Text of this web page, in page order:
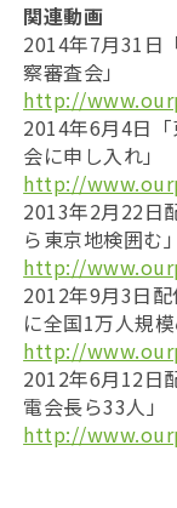
関連動画
2014年7月31日
察審査会」
http://
2014年6月4日
会に申し入れ」
http://
2013年2月22日
ら東京地検囲む」
http://
2012年9月3日
に全国1万人規模
http://
2012年6月12日
電会長ら33人」
http://